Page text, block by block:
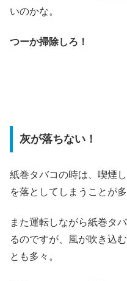
いのかな。
つーか掃除しろ！
灰が落ちない！
紙巻タバコの時は、喫煙
を落としてしまうことが
また運転しながら紙巻タ
るのですが、風が吹き込
とも多々。